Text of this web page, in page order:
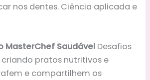
nos dentes. Ciência aplicada e
MasterChef Saudável Desafios
criando pratos nutritivos e
e compartilhem os